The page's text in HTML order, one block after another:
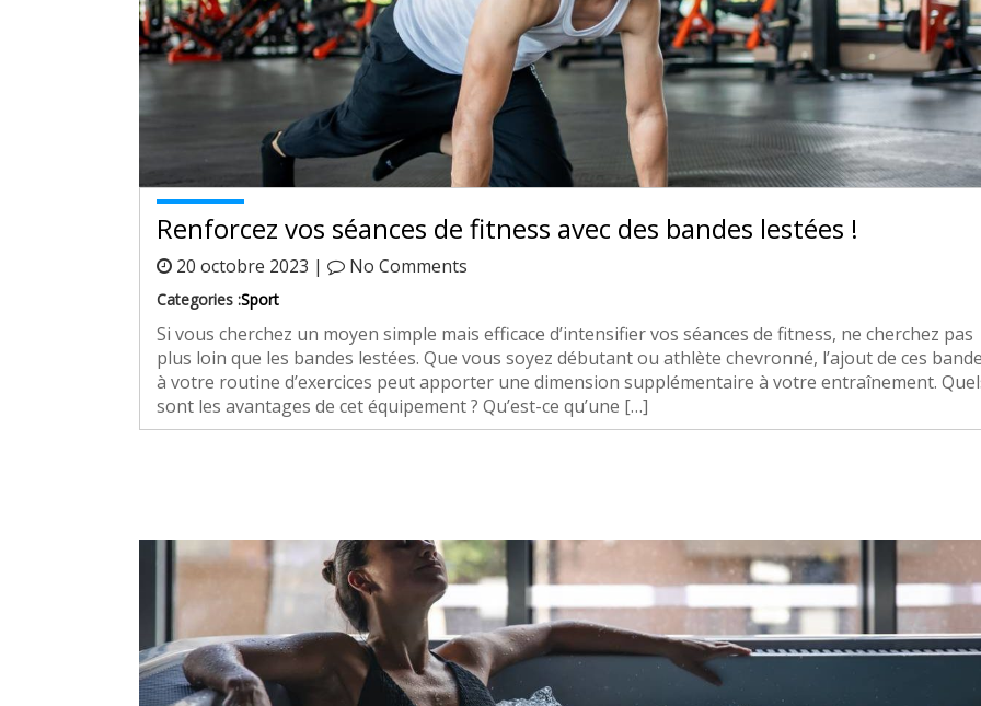
Renforcez vos séances de fitness avec des bandes lestées !
20 octobre 2023 | No Comments
Categories :Sport
Si vous cherchez un moyen simple mais efficace d’intensifier vos séances de fitness, ne cherchez pas
plus loin que les bandes lestées. Que vous soyez débutant ou athlète chevronné, l’ajout de ces
à votre routine d’exercices peut apporter une dimension supplémentaire à votre entraînement.
sont les avantages de cet équipement ? Qu’est-ce qu’une […]